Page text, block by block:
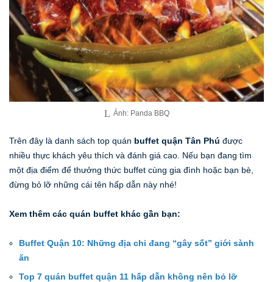
Ảnh: Panda BBQ
Trên đây là danh sách top quán buffet quận Tân Phú được
nhiều thực khách yêu thích và đánh giá cao. Nếu bạn đang tìm
một địa điểm để thưởng thức buffet cùng gia đình hoặc bạn bè,
đừng bỏ lỡ những cái tên hấp dẫn này nhé!
Xem thêm các quán buffet khác gần bạn:
Buffet Quận 10: Những địa chỉ đang “gây sốt” giới sành
ăn
Top 7 quán buffet quận 11 hấp dẫn không nên bỏ lỡ